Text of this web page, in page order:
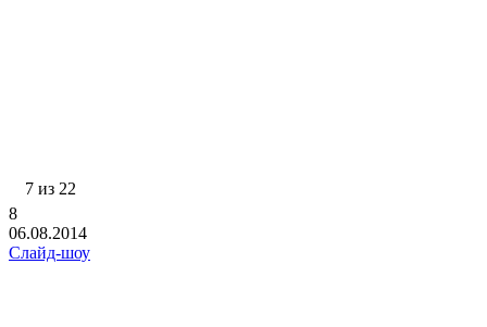
7 из 22
8
06.08.2014
Слайд-шоу